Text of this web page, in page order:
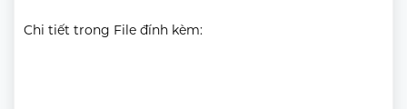
Chi tiết trong File đính kèm: